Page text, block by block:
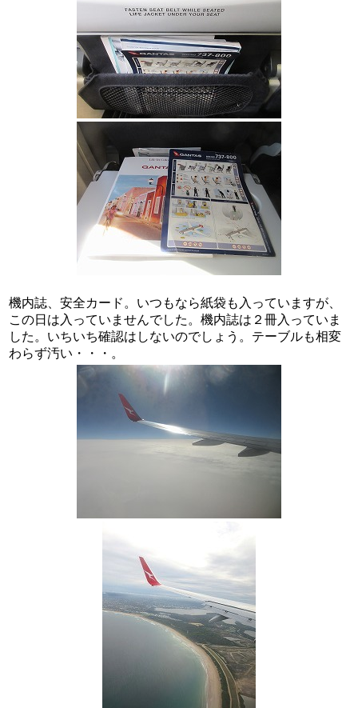
機内誌、安全カード。いつもなら紙袋も入っていますが、
この日は入っていませんでした。機内誌は２冊入っていま
した。いちいち確認はしないのでしょう。テーブルも相変
わらず汚い・・・。